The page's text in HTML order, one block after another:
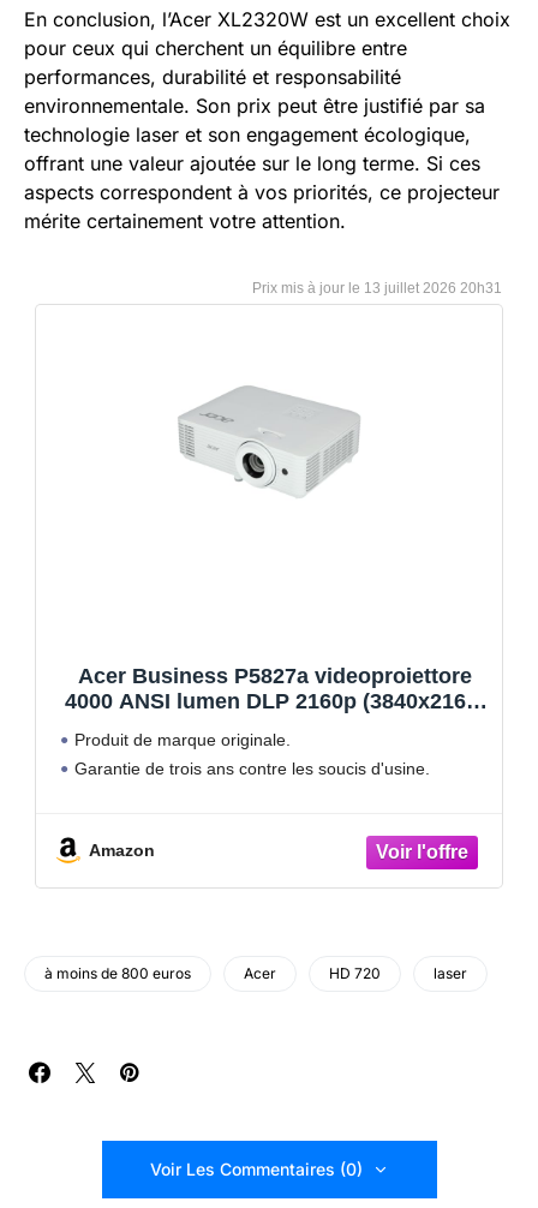
En conclusion, l’Acer XL2320W est un excellent choix
pour ceux qui cherchent un équilibre entre
performances, durabilité et responsabilité
environnementale. Son prix peut être justifié par sa
technologie laser et son engagement écologique,
offrant une valeur ajoutée sur le long terme. Si ces
aspects correspondent à vos priorités, ce projecteur
mérite certainement votre attention.
13 juillet 2026 20h31
Acer Business P5827a videoproiettore
4000 ANSI lumen DLP 2160p (3840x2160)
Produit de marque originale.
Garantie de trois ans contre les soucis d'usine.
Amazon
à moins de 800 euros Acer HD 720 laser
Voir Les Commentaires (0)